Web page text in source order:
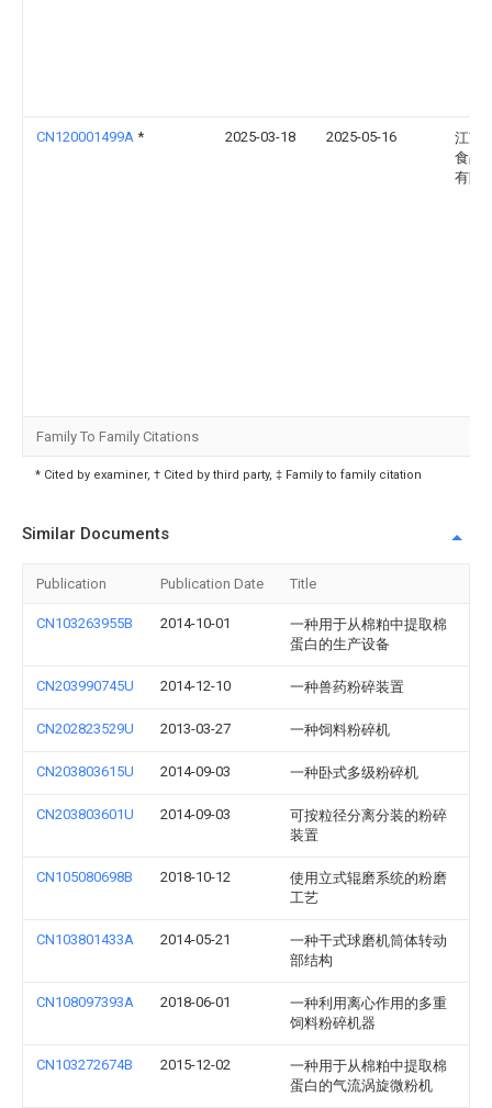
CN120001499A * 2025-03-18 2025-05-16
江苏
食品
有限
Family To Family Citations
* Cited by examiner, † Cited by third party, ‡ Family to family citation
Similar Documents
Publication Publication Date Title
CN103263955B 2014-10-01
一种用于从棉粕中提取棉
蛋白的生产设备
CN203990745U 2014-12-10 一种兽药粉碎装置
CN202823529U 2013-03-27 一种饲料粉碎机
CN203803615U 2014-09-03 一种卧式多级粉碎机
CN203803601U 2014-09-03
可按粒径分离分装的粉碎
装置
CN105080698B 2018-10-12
使用立式辊磨系统的粉磨
工艺
CN103801433A 2014-05-21
一种干式球磨机筒体转动
部结构
CN108097393A 2018-06-01
一种利用离心作用的多重
饲料粉碎机器
CN103272674B 2015-12-02
一种用于从棉粕中提取棉
蛋白的气流涡旋微粉机